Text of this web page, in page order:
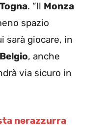
Togna. “Il Monza
spazio
sarà giocare, in
Belgio, anche
via sicuro in
nerazzurra